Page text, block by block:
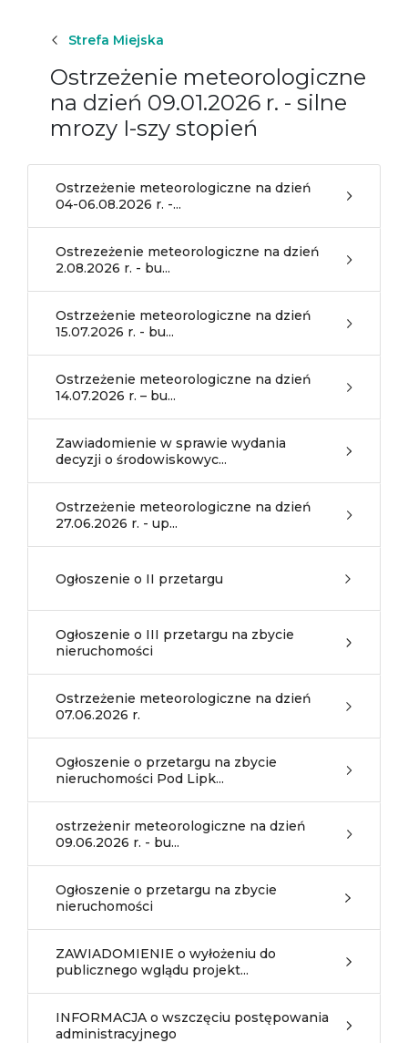
Strefa Miejska
Ostrzeżenie meteorologiczne
na dzień 09.01.2026 r. - silne
mrozy I-szy stopień
Ostrzeżenie meteorologiczne na dzień
04-06.08.2026 r. -...
Ostrezeżenie meteorologiczne na dzień
2.08.2026 r. - bu...
Ostrzeżenie meteorologiczne na dzień
15.07.2026 r. - bu...
Ostrzeżenie meteorologiczne na dzień
14.07.2026 r. – bu...
Zawiadomienie w sprawie wydania
decyzji o środowiskowyc...
Ostrzeżenie meteorologiczne na dzień
27.06.2026 r. - up...
Ogłoszenie o II przetargu
Ogłoszenie o III przetargu na zbycie
nieruchomości
Ostrzeżenie meteorologiczne na dzień
07.06.2026 r.
Ogłoszenie o przetargu na zbycie
nieruchomości Pod Lipk...
ostrzeżenir meteorologiczne na dzień
09.06.2026 r. - bu...
Ogłoszenie o przetargu na zbycie
nieruchomości
ZAWIADOMIENIE o wyłożeniu do
publicznego wglądu projekt...
INFORMACJA o wszczęciu postępowania
administracyjnego